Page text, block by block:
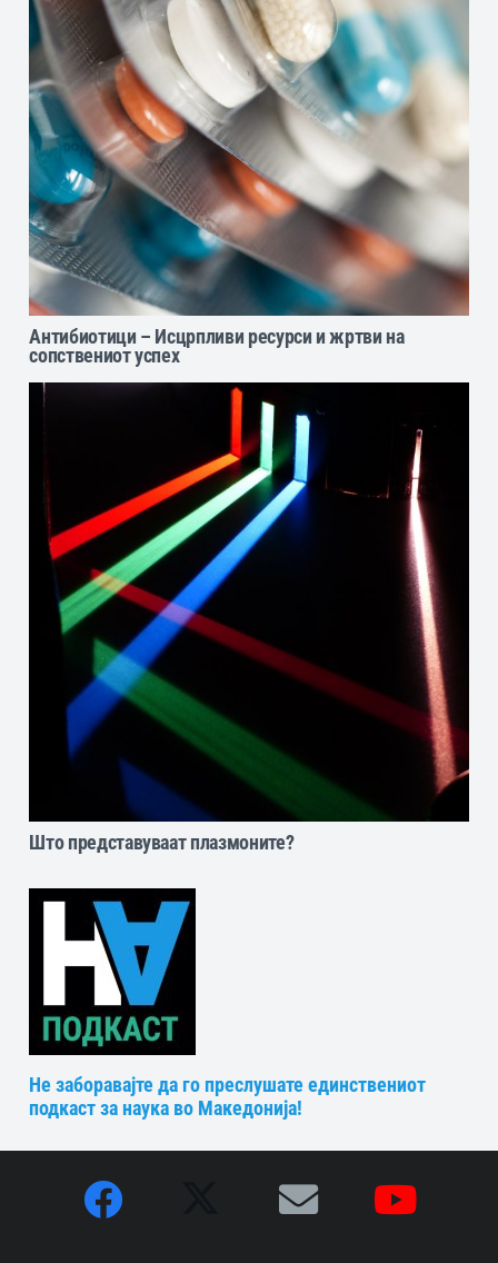
Антибиотици – Исцрпливи ресурси и жртви на
сопствениот успех
Што представуваат плазмоните?
Не заборавајте да го преслушате единствениот
подкаст за наука во Македонија!